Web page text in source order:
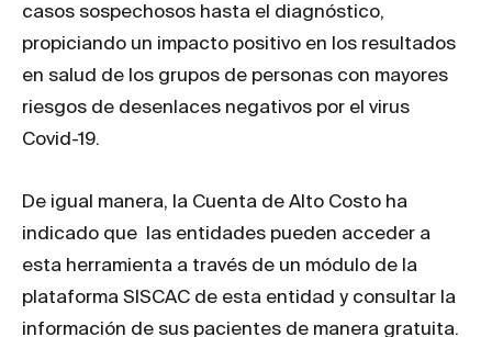
casos sospechosos hasta el diagnóstico,
propiciando un impacto positivo en los resultados
en salud de los grupos de personas con mayores
riesgos de desenlaces negativos por el virus
Covid-19.
De igual manera, la Cuenta de Alto Costo ha
indicado que las entidades pueden acceder a
esta herramienta a través de un módulo de la
plataforma SISCAC de esta entidad y consultar la
información de sus pacientes de manera gratuita.